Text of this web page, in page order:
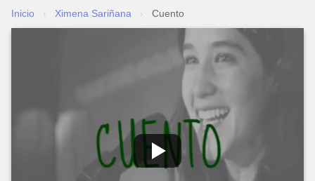
Inicio › Ximena Sariñana › Cuento